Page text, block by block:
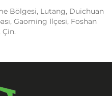
Bölgesi, Lutang, Duichuan
Gaoming İlçesi, Foshan
Çin.